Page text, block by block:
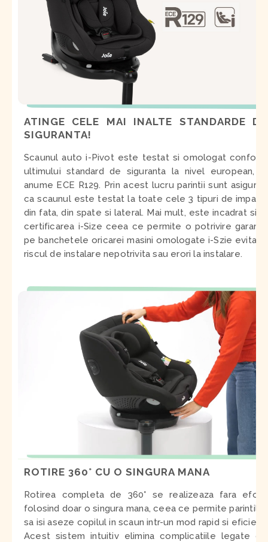
ATINGE CELE MAI INALTE STANDARDE DE
SIGURANTA!
Scaunul auto i-Pivot este testat si omologat conform
ultimului standard de siguranta la nivel european, si
anume ECE R129. Prin acest lucru parintii sunt asigurati
ca scaunul este testat la toate cele 3 tipuri de impact:
din fata, din spate si lateral. Mai mult, este incadrat si la
certificarea i-Size ceea ce permite o potrivire garanta
pe banchetele oricarei masini omologate i-Szie evitand
riscul de instalare nepotrivita sau erori la instalare.
ROTIRE 360° CU O SINGURA MANA
Rotirea completa de 360° se realizeaza fara efort,
folosind doar o singura mana, ceea ce permite parintilor
sa isi aseze copilul in scaun intr-un mod rapid si eficient.
Acest sistem intuitiv elimina complicatiile legate de